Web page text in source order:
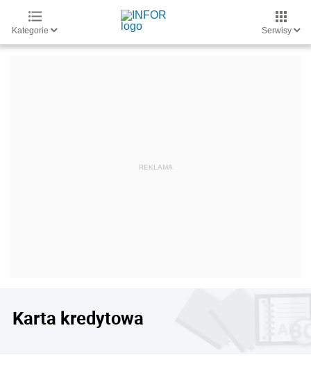
Kategorie Serwisy
Karta kredytowa